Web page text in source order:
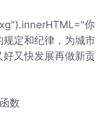
你
定和纪律，为城市
又快发展再做新贡
数